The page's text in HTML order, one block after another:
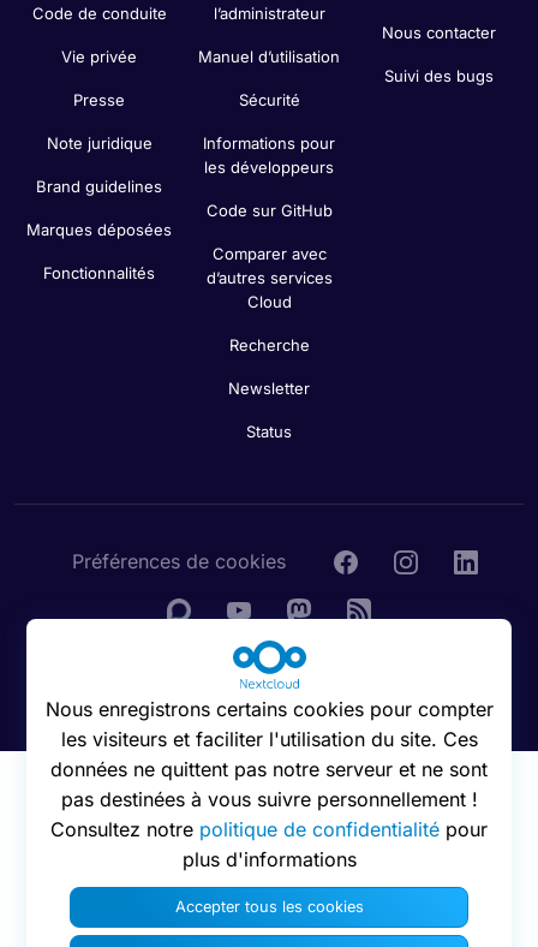
Code de conduite
Vie privée
Presse
Note juridique
Brand guidelines
Marques déposées
Fonctionnalités
l’administrateur
Manuel d’utilisation
Sécurité
Informations pour
les développeurs
Code sur GitHub
Comparer avec
d’autres services
Cloud
Recherche
Newsletter
Status
Nous contacter
Suivi des bugs
Préférences de cookies
Nous enregistrons certains cookies pour compter
les visiteurs et faciliter l'utilisation du site. Ces
données ne quittent pas notre serveur et ne sont
pas destinées à vous suivre personnellement !
Consultez notre politique de confidentialité pour
plus d'informations
Accepter tous les cookies